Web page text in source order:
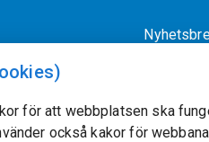
för att webbplatsen ska
också kakor för